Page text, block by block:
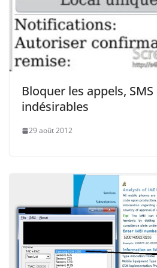
Bloquer les appels,
indésirables
29 août 2012